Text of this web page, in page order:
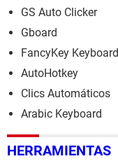
GS Auto Clicker
Gboard
FancyKey Keyboard
AutoHotkey
Clics Automáticos
Arabic Keyboard
HERRAMIENTAS